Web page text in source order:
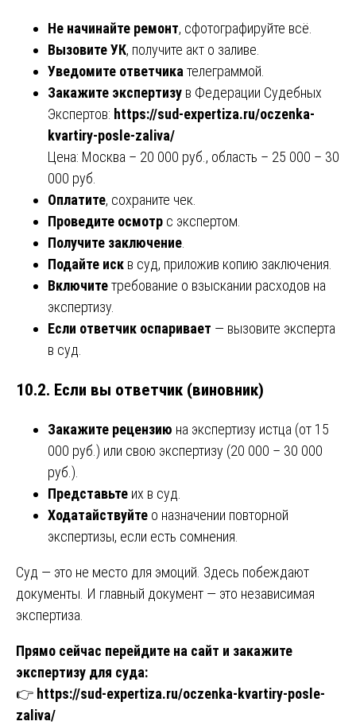
Не начинайте ремонт, сфотографируйте всё.
Вызовите УК, получите акт о заливе.
Уведомите ответчика телеграммой.
Закажите экспертизу в Федерации Судебных
Экспертов: https://sud-expertiza.ru/oczenka-
kvartiry-posle-zaliva/
Цена: Москва – 20 000 руб., область – 25 000 – 30
000 руб.
Оплатите, сохраните чек.
Проведите осмотр с экспертом.
Получите заключение
Подайте иск в суд, приложив копию заключения.
Включитетребование о взыскании расходов на
экспертизу.
Если ответчик оспаривает — вызовите эксперта
в суд.
10.2. Если вы ответчик (виновник)
Закажите рецензию на экспертизу истца (от 15
000 руб.) или свою экспертизу (20 000 – 30 000
руб.).
Представьте их в суд.
Ходатайствуйте о назначении повторной
экспертизы, если есть сомнения.
Суд — это не место для эмоций. Здесь побеждают
документы. И главный документ — это независимая
экспертиза.
Прямо сейчас перейдите на сайт и закажите
экспертизу для суда:
👉 https://sud-expertiza.ru/oczenka-kvartiry-posle-
zaliva/